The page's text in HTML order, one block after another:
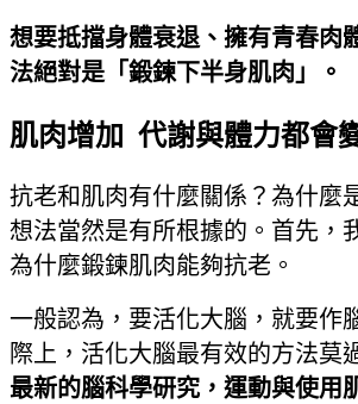
想要抵擋身體衰退、擁有青春肉
法絕對是「鍛鍊下半身肌肉」。
肌肉增加 代謝與體力都會
抗老和肌肉有什麼關係？為什麼
想法當然是有所根據的。首先，
為什麼鍛鍊肌肉能夠抗老。
一般認為，要活化大腦，就要作
際上，活化大腦最有效的方法莫
最新的腦科學研究，運動與使用